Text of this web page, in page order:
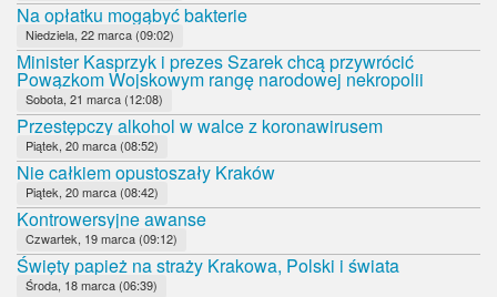
Na opłatku mogąbyć bakterie
Niedziela, 22 marca (09:02)
Minister Kasprzyk i prezes Szarek chcą przywrócić
Powązkom Wojskowym rangę narodowej nekropolii
Sobota, 21 marca (12:08)
Przestępczy alkohol w walce z koronawirusem
Piątek, 20 marca (08:52)
Nie całkiem opustoszały Kraków
Piątek, 20 marca (08:42)
Kontrowersyjne awanse
Czwartek, 19 marca (09:12)
Święty papież na straży Krakowa, Polski i świata
Środa, 18 marca (06:39)